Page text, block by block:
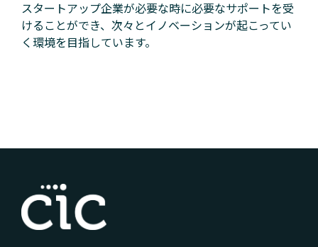
スタートアップ企業が必要な時に必要なサポートを受
けることができ、次々とイノベーションが起こってい
く環境を目指しています。